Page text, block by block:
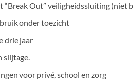
“Break Out” veiligheidssluiting (niet
onder toezicht
drie jaar
slijtage.
voor privé, school en zorg